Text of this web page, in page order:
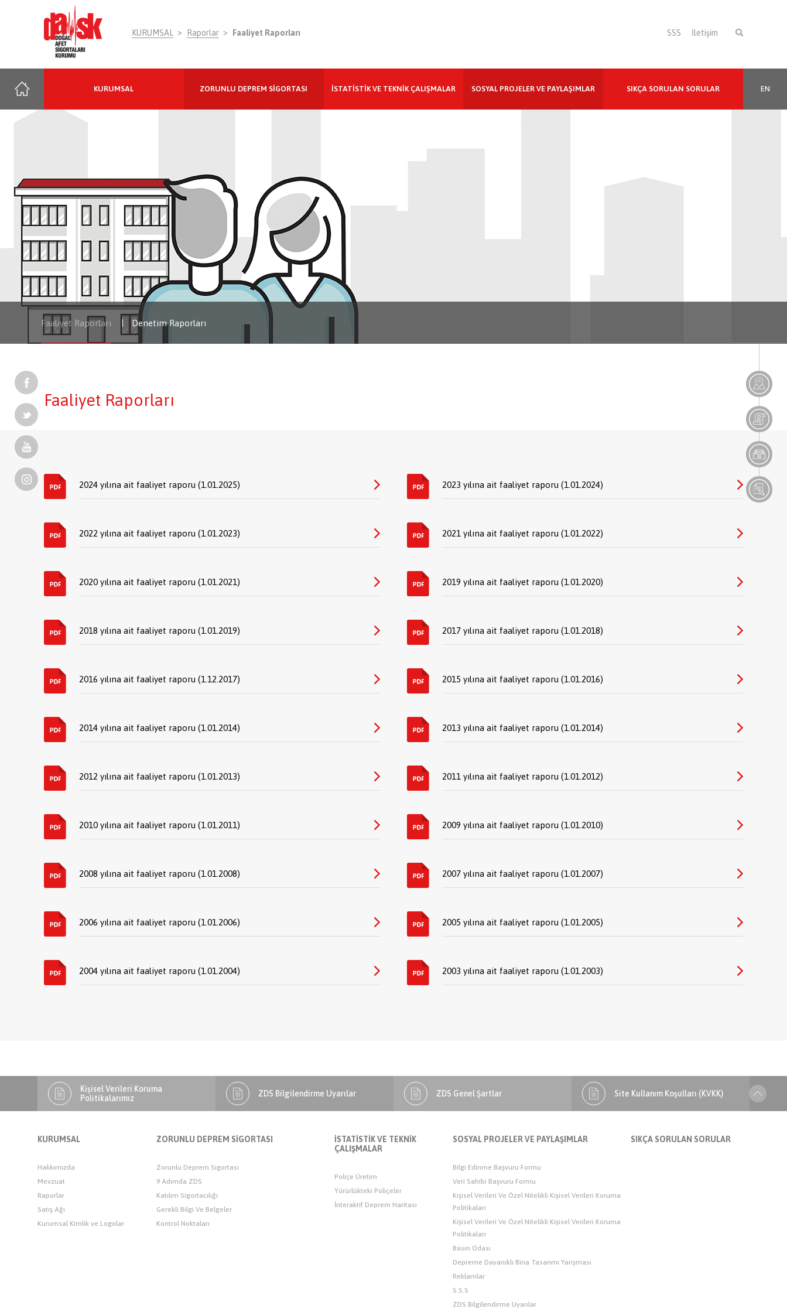
KURUMSAL Raporlar Faaliyet Raporları SSS İletişim
KURUMSAL ZORUNLU DEPREM SİGORTASI İSTATİSTİK VE TEKNİK ÇALIŞMALAR SOSYAL PROJELER VE PAYLAŞIMLAR SIKÇA SORULAN SORULAR EN
Faaliyet Raporları Denetim Raporları
Faaliyet Raporları
2024 yılına ait faaliyet raporu (1.01.2025) 2023 yılına ait faaliyet raporu (1.01.2024)
2022 yılına ait faaliyet raporu (1.01.2023) 2021 yılına ait faaliyet raporu (1.01.2022)
2020 yılına ait faaliyet raporu (1.01.2021) 2019 yılına ait faaliyet raporu (1.01.2020)
2018 yılına ait faaliyet raporu (1.01.2019) 2017 yılına ait faaliyet raporu (1.01.2018)
2016 yılına ait faaliyet raporu (1.12.2017) 2015 yılına ait faaliyet raporu (1.01.2016)
2014 yılına ait faaliyet raporu (1.01.2014) 2013 yılına ait faaliyet raporu (1.01.2014)
2012 yılına ait faaliyet raporu (1.01.2013) 2011 yılına ait faaliyet raporu (1.01.2012)
2010 yılına ait faaliyet raporu (1.01.2011) 2009 yılına ait faaliyet raporu (1.01.2010)
2008 yılına ait faaliyet raporu (1.01.2008) 2007 yılına ait faaliyet raporu (1.01.2007)
2006 yılına ait faaliyet raporu (1.01.2006) 2005 yılına ait faaliyet raporu (1.01.2005)
2004 yılına ait faaliyet raporu (1.01.2004) 2003 yılına ait faaliyet raporu (1.01.2003)
Kişisel Verileri Koruma
Politikalarımız
ZDS Bilgilendirme Uyarılar ZDS Genel Şartlar Site Kullanım Koşulları (KVKK)
KURUMSAL
Hakkımızda
Mevzuat
Raporlar
Satış Ağı
Kurumsal Kimlik ve Logolar
ZORUNLU DEPREM SİGORTASI
Zorunlu Deprem Sigortası
9 Adımda ZDS
Katılım Sigortacılığı
Gerekli Bilgi Ve Belgeler
Kontrol Noktaları
İSTATİSTİK VE TEKNİK
ÇALIŞMALAR
Poliçe Üretim
Yürürlükteki Poliçeler
İnteraktif Deprem Haritası
SOSYAL PROJELER VE PAYLAŞIMLAR
Bilgi Edinme Başvuru Formu
Veri Sahibi Başvuru Formu
Kişisel Verileri Ve Özel Nitelikli Kişisel Verileri Koruma
Politikaları
Kişisel Verileri Ve Özel Nitelikli Kişisel Verileri Koruma
Politikaları
Basın Odası
Depreme Dayanıklı Bina Tasarımı Yarışması
Reklamlar
S.S.S
ZDS Bilgilendirme Uyarılar
SIKÇA SORULAN SORULAR